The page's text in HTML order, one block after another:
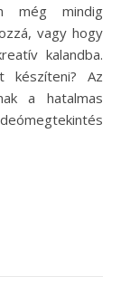
még mindig
vagy hogy
kalandba.
készíteni? Az
a hatalmas